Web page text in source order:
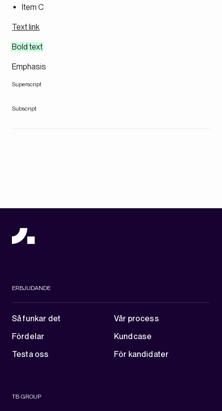
Item C
Text link
Bold text
Emphasis
Superscript
Subscript
ERBJUDANDE
Så funkar det
Vår process
Fördelar
Kundcase
Testa oss
För kandidater
TB GROUP